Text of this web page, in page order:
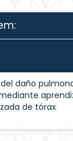
daño
de tórax